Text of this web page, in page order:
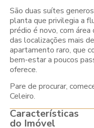
São duas suítes
planta que privilegia a
prédio é novo, com
das localizações mais
apartamento raro, que
bem-estar a poucos
oferece.
Pare de procurar,
Celeiro.
Características
do Imóvel